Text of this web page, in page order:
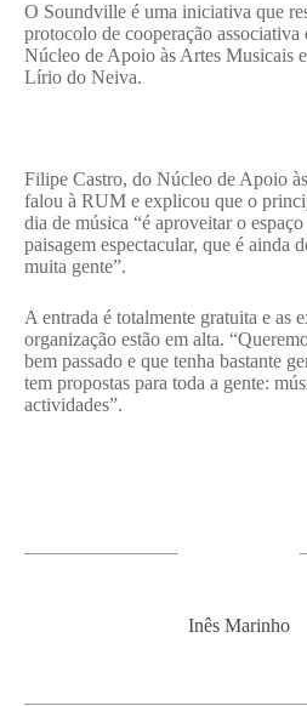
O Soundville é uma iniciativa que
protocolo de cooperação associativa
Núcleo de Apoio às Artes Musicais
Lírio do Neiva.
Filipe Castro, do Núcleo de Apoio
falou à RUM e explicou que o
dia de música “é aproveitar o
paisagem espectacular, que é ainda
muita gente”.
A entrada é totalmente gratuita e as
organização estão em alta.
bem passado e que tenha bastante
tem propostas para toda a gente:
actividades”.
Inês Marinho